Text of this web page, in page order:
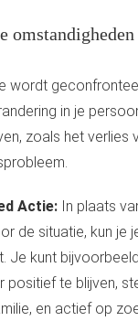
omstandigheden
wordt
in je
zoals het verlies
Actie: In plaats
de situatie, kun je
Je kunt
positief te blijven,
en actief op